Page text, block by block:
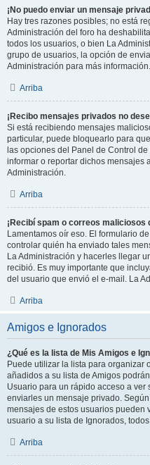
¡No puedo enviar un mensaje
Hay tres razones posibles; no está
Administración del foro ha
todos los usuarios, o bien La
grupo de usuarios, la opción de
Administración para más información.
Arriba
¡Recibo mensajes privados no
Si está recibiendo mensajes
particular, puede bloquearlo para
las opciones del Panel de Control
informar o reportar dichos mensajes
Administración.
Arriba
¡Recibí spam o correos maliciosos
Lamentamos oír eso. El formulario
controlar quién ha enviado tales
La Administración y hacerles llegar
recibió. Es muy importante que
del usuario que envió el e-mail. La
Arriba
Amigos e Ignorados
¿Qué es la lista de Mis Amigos e
Puede utilizar la lista para organizar
añadidos a su lista de Amigos
Usuario para un rápido acceso a
enviarles un mensaje privado.
mensajes de estos usuarios pueden
usuario a su lista de Ignorados,
Arriba